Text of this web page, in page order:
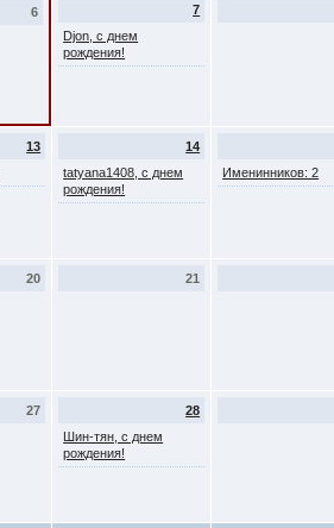
6
7
Djon, с днем
рождения!
13
14
tatyana1408, с днем
рождения!
Именинников: 2
20 21
27
28
Шин-тян, с днем
рождения!